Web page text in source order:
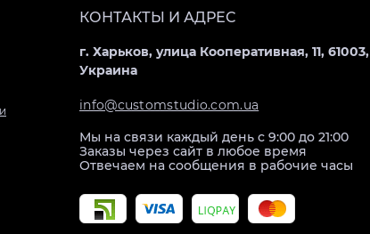
КОНТАКТЫ И АДРЕС
г. Харьков, улица Кооперативная, 11, 61003,
Украина
info@customstudio.com.ua
Мы на связи каждый день с 9:00 до 21:00
Заказы через сайт в любое время
Отвечаем на сообщения в рабочие часы